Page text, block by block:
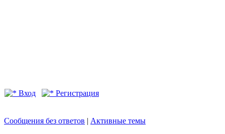
Вход Регистрация
Сообщения без ответов | Активные темы